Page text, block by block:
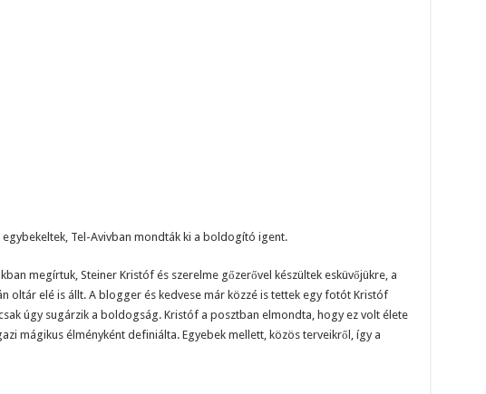
Tel-Avivban mondták ki a boldogító igent.
megírtuk, Steiner Kristóf és szerelme gőzerővel készültek esküvőjükre, a
oltár elé is állt. A blogger és kedvese már közzé is tettek egy fotót Kristóf
úgy sugárzik a boldogság. Kristóf a posztban elmondta, hogy ez volt élete
mágikus élményként definiálta. Egyebek mellett, közös terveikről, így a